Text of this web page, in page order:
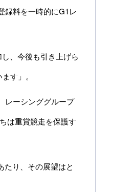
録料を一時的にG1レ
、今後も引き上げら
す」。
レーシンググループ
は重賞競走を保護す
り、その展望はと